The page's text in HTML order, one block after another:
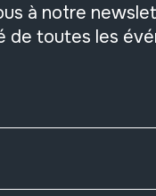
à notre
de toutes les